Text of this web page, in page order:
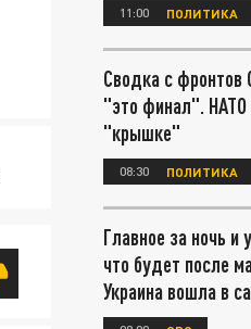
11:00 ПОЛИТИКА
Сводка с фронтов
"это финал". НАТО
"крышке"
08:30 ПОЛИТИКА
Главное за ночь и
что будет после
Украина вошла в